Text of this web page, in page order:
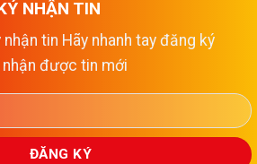
NHẬN TIN
tin Hãy nhanh tay đăng ký
nhận được tin mới